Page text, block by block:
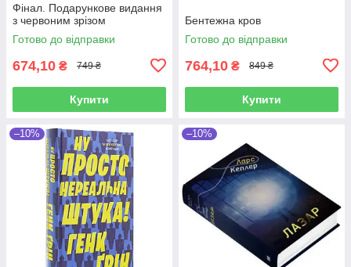
Фінал. Подарункове видання
з червоним зрізом
Готово до відправки
674,10 ₴ 749 ₴
Купити
Бентежна кров
Готово до відправки
764,10 ₴ 849 ₴
Купити
–10% –10%